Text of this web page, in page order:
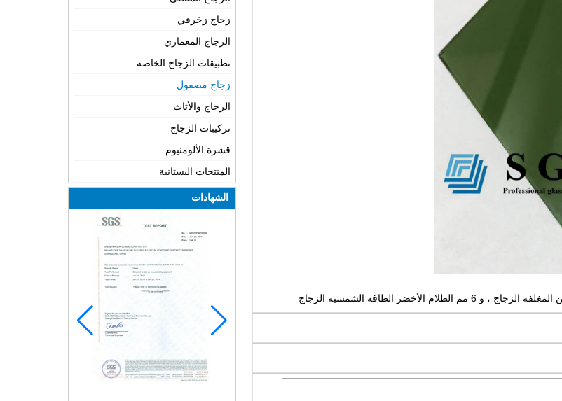
زجاج زخرفي
الزجاج المعماري
تطبيقات الزجاج الخاصة
زجاج مصقول
الزجاج والأثاث
تركيبات الزجاج
قشرة الألومنيوم
المنتجات البستانية
الشهادات